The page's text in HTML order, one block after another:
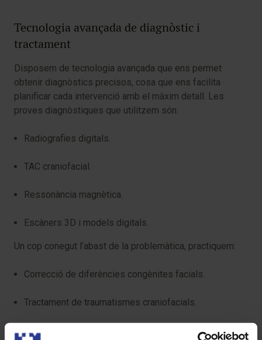
Tecnologia avançada de diagnòstic i
tractament
Disposem de tecnologia avançada que ens permet
obtenir diagnòstics precisos, cosa que ens facilita
planificar cada intervenció amb el màxim detall. Les
proves diagnòstiques que utilitzem són:
Radiografies digitals.
TAC craniofacial.
Ressonància magnètica.
Escàners 3D i models digitals.
Un cop conegut l’abast de la problemàtica, practiquem:
Correcció de diferències congènites facials.
Tractament de traumatismes craniofacials.
Cirurgia ortognàtica en adolescents.